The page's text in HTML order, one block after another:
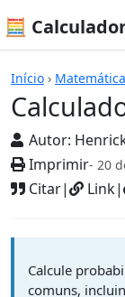
🧮
Início › Matemática
Autor:
Imprimir- 20
Citar| Link|
Calcule
comuns,